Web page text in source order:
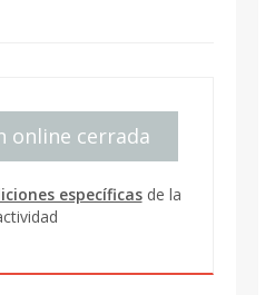
online cerrada
específicasde la